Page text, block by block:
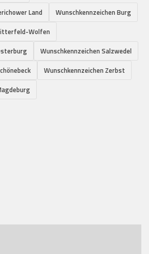
Land
Wunschkennzeichen Burg
Wolfen
Wunschkennzeichen Salzwedel
Wunschkennzeichen Zerbst